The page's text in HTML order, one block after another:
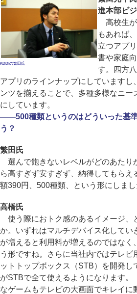
KDDIの繁田氏
進本部ビ
高校生が
もあれば
立つアプ
書や家庭
す。四方
アプリのラインナップにしていますし
ンツを揃えることで、多種多様なニー
にしています。
――500種類というのはどういった基
う？
繁田氏
選んで飽きないレベルがどのあたり
ら高すぎず安すぎず、納得してもらえ
額390円、500種類、という形にしまし
高橋氏
使う際におトク感のあるイメージ、
か。いずれはマルチデバイス化してい
が増えると利用料が増えるのではなく
う形ですね。さらに当社内ではテレビ
ットトップボックス（STB）を開発し
がSTBで全て使えるようになります。
なゲームもテレビの大画面でキレイに